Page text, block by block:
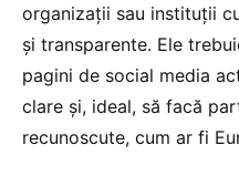
organizații sau instituții
și transparente. Ele
pagini de social media
clare și, ideal, să facă
recunoscute, cum ar fi